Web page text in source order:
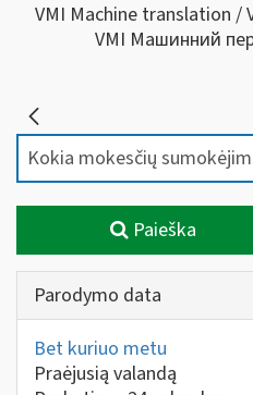
VMI Machine translation
VMI Машинний
Paieška
Parodymo data
Bet kuriuo metu
Praėjusią valandą